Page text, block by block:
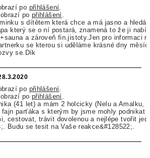
po přihlášení
po přihlášení
s dítětem která chce a má jasno a hledá
který se o ní postará, znamená to že ji
a zároveň fin.jistoty.Jen pro informaci
se kterou si uděláme krásné dny
se.Dík
po přihlášení
po přihlášení
(41 let) a mám 2 holcicky (Nelu a Amalku,
parťáka s kterým by jsme mohly podnikat
cestovat, trávit dovolenou a nejlépe tvořit
Budu se tesit na Vaše reakce&#128522;.